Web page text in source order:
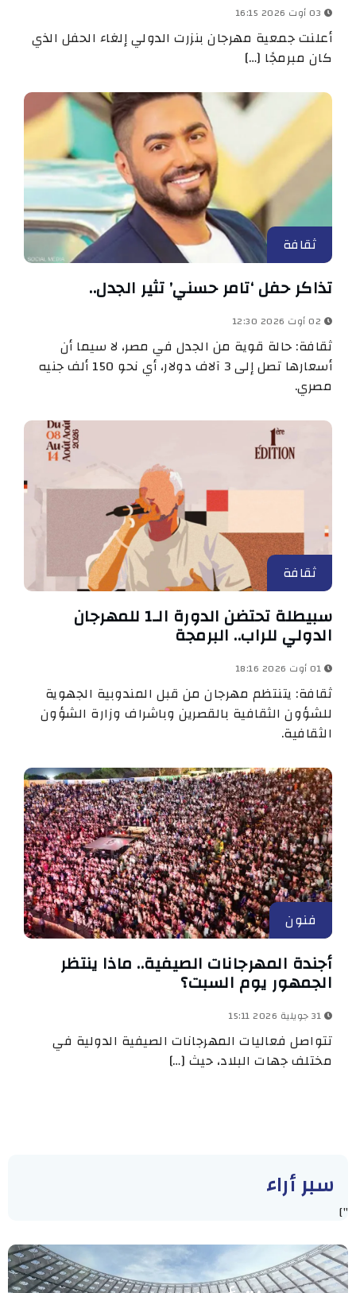
أعلنت جمعية مهرجان بنزرت الدولي إلغاء الحفل الذي
كان مبرمجًا […]
ثقافة
تذاكر حفل ‘تامر حسني’ تثير الجدل..
ثقافة: حالة قوية من الجدل في مصر، لا سيما أن
أسعارها تصل إلى 3 آلاف دولار، أي نحو 150 ألف جنيه
مصري.
ثقافة
سبيطلة تحتضن الدورة الـ1 للمهرجان
الدولي للراب.. البرمجة
ثقافة: يتنتظم مهرجان من قبل المندوبية الجهوية
للشؤون الثقافية بالقصرين وباشراف وزارة الشؤون
الثقافية.
فنون
أجندة المهرجانات الصيفية.. ماذا ينتظر
الجمهور يوم السبت؟
تتواصل فعاليات المهرجانات الصيفية الدولية في
مختلف جهات البلاد، حيث […]
سبر أراء
"]